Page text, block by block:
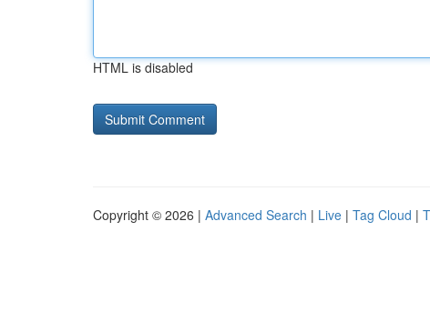
HTML is disabled
Copyright © 2026 | Advanced Search | Live | Tag Cloud |